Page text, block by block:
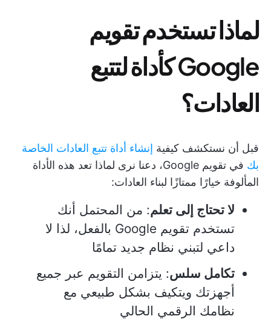
لماذا تستخدم تقويم
Google كأداة لتتبع
العادات؟
قبل أن نستكشف كيفية إنشاء أداة تتبع العادات الخاصة
بك
في تقويم Google، دعنا نرى لماذا تعد هذه الأداة
المألوفة خيارًا ممتازًا لبناء العادات:
لا تحتاج إلى تعلم: من المحتمل أنك
تستخدم تقويم Google بالفعل، لذا لا
داعي لتبني نظام جديد تمامًا
تكامل سلس: يتزامن التقويم عبر جميع
أجهزتك ويتكيف بشكل طبيعي مع
نظامك الرقمي الحالي